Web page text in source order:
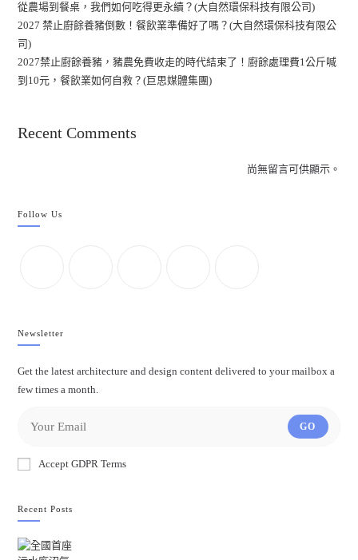
從農場到餐桌，我們如何吃得更永續？(大自然環保科技有限公司)
2027 禁止廚餘養豬倒數！餐飲業準備好了嗎？(大自然環保科技有限公
司)
2027禁止廚餘養豬，豬農免費收走的時代結束了！廚餘處理費1公斤喊
到10元，餐飲業如何自救？(巨思媒體集團)
Recent Comments
尚無留言可供顯示。
Follow Us
Newsletter
Get the latest architecture and design content delivered to your mailbox a
few times a month.
GO
Accept GDPR Terms
Recent Posts